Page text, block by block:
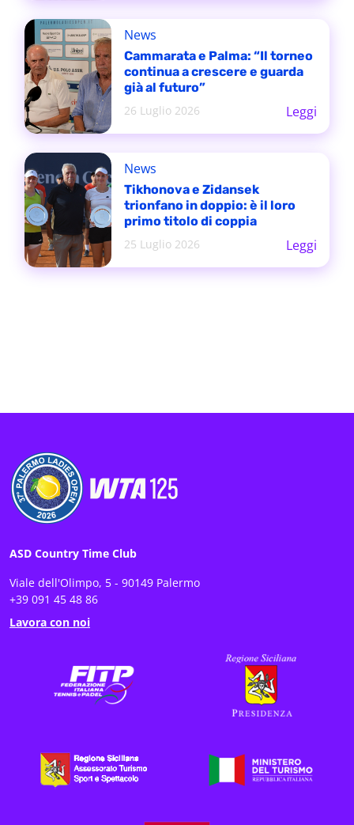
News
Cammarata e Palma: “Il torneo
continua a crescere e guarda
già al futuro”
26 Luglio 2026
Leggi
News
Tikhonova e Zidansek
trionfano in doppio: è il loro
primo titolo di coppia
25 Luglio 2026
Leggi
ASD Country Time Club
Viale dell'Olimpo, 5 - 90149 Palermo
+39 091 45 48 86
Lavora con noi